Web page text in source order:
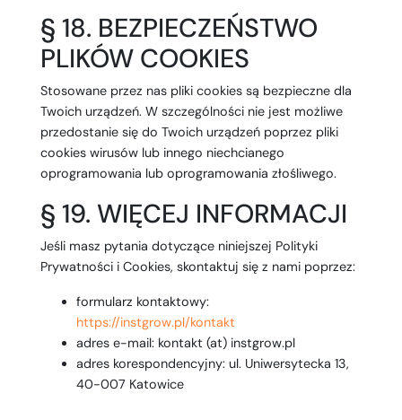
§ 18. BEZPIECZEŃSTWO
PLIKÓW COOKIES
Stosowane przez nas pliki cookies są bezpieczne dla
Twoich urządzeń. W szczególności nie jest możliwe
przedostanie się do Twoich urządzeń poprzez pliki
cookies wirusów lub innego niechcianego
oprogramowania lub oprogramowania złośliwego.
§ 19. WIĘCEJ INFORMACJI
Jeśli masz pytania dotyczące niniejszej Polityki
Prywatności i Cookies, skontaktuj się z nami poprzez:
formularz kontaktowy:
https://instgrow.pl/kontakt
adres e-mail: kontakt (at) instgrow.pl
adres korespondencyjny: ul. Uniwersytecka 13,
40-007 Katowice